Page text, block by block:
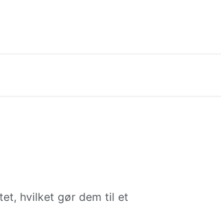
hvilket gør dem til et